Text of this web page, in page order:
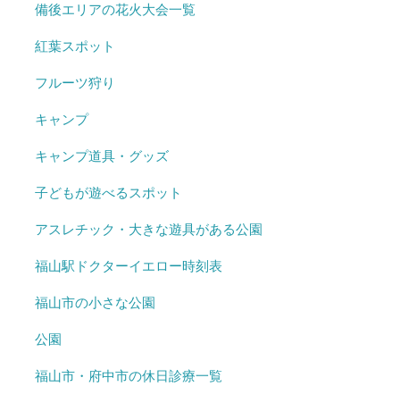
備後エリアの花火大会一覧
紅葉スポット
フルーツ狩り
キャンプ
キャンプ道具・グッズ
子どもが遊べるスポット
アスレチック・大きな遊具がある公園
福山駅ドクターイエロー時刻表
福山市の小さな公園
公園
福山市・府中市の休日診療一覧